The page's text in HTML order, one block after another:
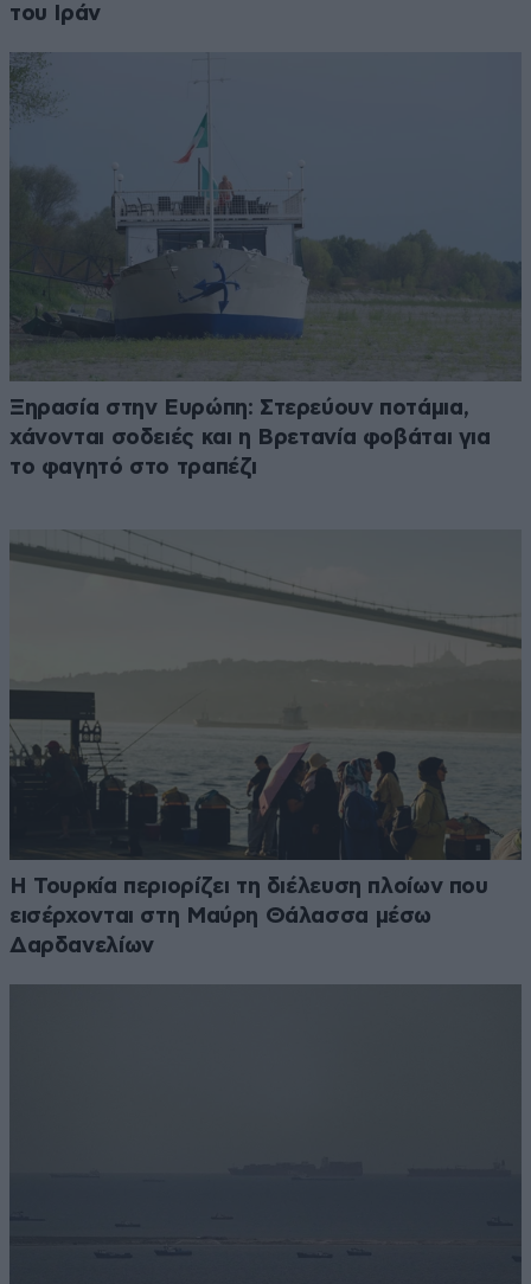
του Ιράν
Ξηρασία στην Ευρώπη: Στερεύουν ποτάμια,
χάνονται σοδειές και η Βρετανία φοβάται για
το φαγητό στο τραπέζι
Η Τουρκία περιορίζει τη διέλευση πλοίων που
εισέρχονται στη Μαύρη Θάλασσα μέσω
Δαρδανελίων